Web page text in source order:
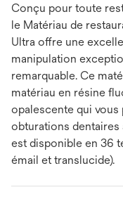
Conçu pour toute
le Matériau de
Ultra offre une
manipulation
remarquable. Ce
matériau en résine
opalescente qui vous
obturations dentaires
est disponible en 36
émail et translucide).